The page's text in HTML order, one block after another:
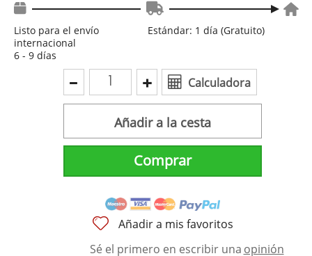
Listo para el envío
internacional
6 - 9 días
Estándar: 1 día (Gratuito)
Calculadora
Añadir a la cesta
Comprar
Añadir a mis favoritos
Sé el primero en escribir una opinión